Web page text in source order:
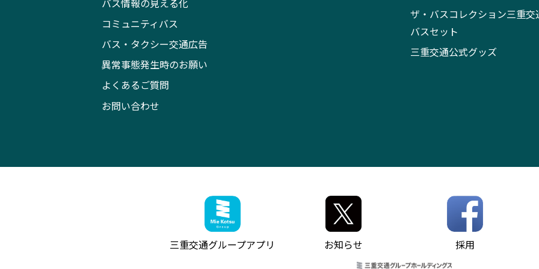
バス情報の見える化
コミュニティバス
バス・タクシー交通広告
異常事態発生時のお願い
よくあるご質問
お問い合わせ
ザ・バスコレクション三重交
バスセット
三重交通公式グッズ
三重交通グループアプリ お知らせ 採用